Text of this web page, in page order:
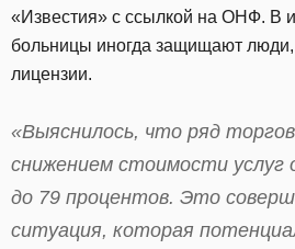
«Известия» с ссылкой на ОНФ. В
больницы иногда защищают
лицензии.
«Выяснилось, что ряд
снижением стоимости услуг
до 79 процентов. Это
ситуация, которая